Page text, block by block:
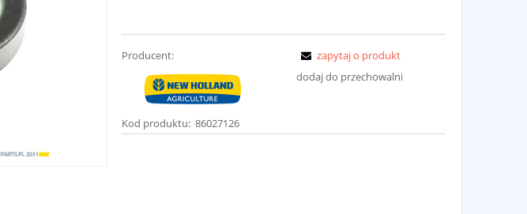
Producent:
Kod produktu: 86027126
zapytaj o produkt
dodaj do przechowalni